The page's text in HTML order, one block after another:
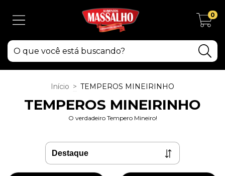
0
Início > TEMPEROS MINEIRINHO
TEMPEROS MINEIRINHO
O verdadeiro Tempero Mineiro!